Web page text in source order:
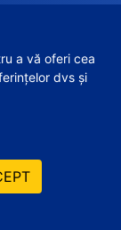
a vă oferi cea
dvs și